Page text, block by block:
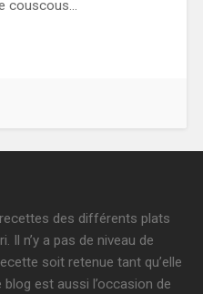
couscous…
des différents plats
Il n’y a pas de niveau de
soit retenue tant qu’elle
est aussi l’occasion de